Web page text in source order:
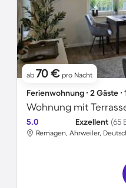
ab 70 € pro Nacht
Ferienwohnung ∙ 2 Gäste
Wohnung mit
5.0 Exzellent (65
Remagen, Ahrweiler,